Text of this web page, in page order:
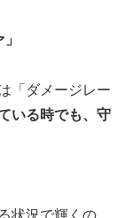
「ダメージレー
いる時でも、守
状況で輝くの